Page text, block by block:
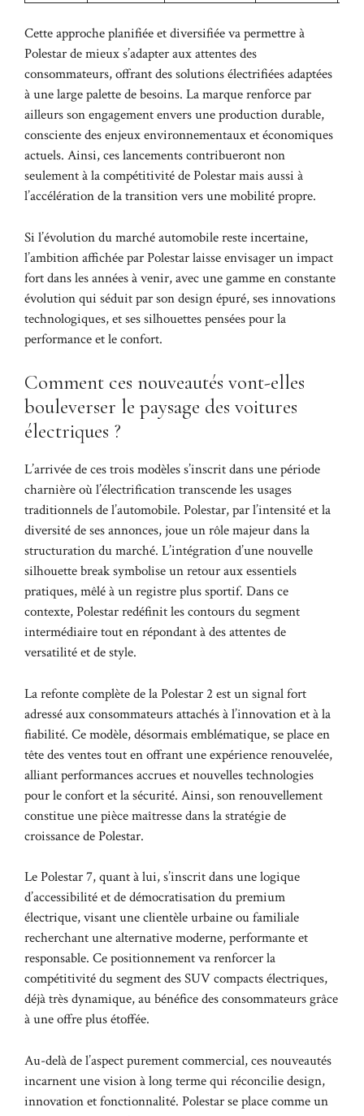
Cette approche planifiée et diversifiée va permettre à
Polestar de mieux s’adapter aux attentes des
consommateurs, offrant des solutions électrifiées adaptées
à une large palette de besoins. La marque renforce par
ailleurs son engagement envers une production durable,
consciente des enjeux environnementaux et économiques
actuels. Ainsi, ces lancements contribueront non
seulement à la compétitivité de Polestar mais aussi à
l’accélération de la transition vers une mobilité propre.
Si l’évolution du marché automobile reste incertaine,
l’ambition affichée par Polestar laisse envisager un impact
fort dans les années à venir, avec une gamme en constante
évolution qui séduit par son design épuré, ses innovations
technologiques, et ses silhouettes pensées pour la
performance et le confort.
Comment ces nouveautés vont-elles
bouleverser le paysage des voitures
électriques ?
L’arrivée de ces trois modèles s’inscrit dans une période
charnière où l’électrification transcende les usages
traditionnels de l’automobile. Polestar, par l’intensité et la
diversité de ses annonces, joue un rôle majeur dans la
structuration du marché. L’intégration d’une nouvelle
silhouette break symbolise un retour aux essentiels
pratiques, mêlé à un registre plus sportif. Dans ce
contexte, Polestar redéfinit les contours du segment
intermédiaire tout en répondant à des attentes de
versatilité et de style.
La refonte complète de la Polestar 2 est un signal fort
adressé aux consommateurs attachés à l’innovation et à la
fiabilité. Ce modèle, désormais emblématique, se place en
tête des ventes tout en offrant une expérience renouvelée,
alliant performances accrues et nouvelles technologies
pour le confort et la sécurité. Ainsi, son renouvellement
constitue une pièce maîtresse dans la stratégie de
croissance de Polestar.
Le Polestar 7, quant à lui, s’inscrit dans une logique
d’accessibilité et de démocratisation du premium
électrique, visant une clientèle urbaine ou familiale
recherchant une alternative moderne, performante et
responsable. Ce positionnement va renforcer la
compétitivité du segment des SUV compacts électriques,
déjà très dynamique, au bénéfice des consommateurs grâce
à une offre plus étoffée.
Au-delà de l’aspect purement commercial, ces nouveautés
incarnent une vision à long terme qui réconcilie design,
innovation et fonctionnalité. Polestar se place comme un